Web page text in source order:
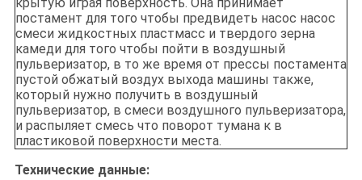
крытую играя поверхность. Она принимает
постамент для того чтобы предвидеть насос насос
смеси жидкостных пластмасс и твердого зерна
камеди для того чтобы пойти в воздушный
пульверизатор, в то же время от прессы постамента
пустой обжатый воздух выхода машины также,
который нужно получить в воздушный
пульверизатор, в смеси воздушного пульверизатора,
и распыляет смесь что поворот тумана к в
пластиковой поверхности места.
Технические данные: